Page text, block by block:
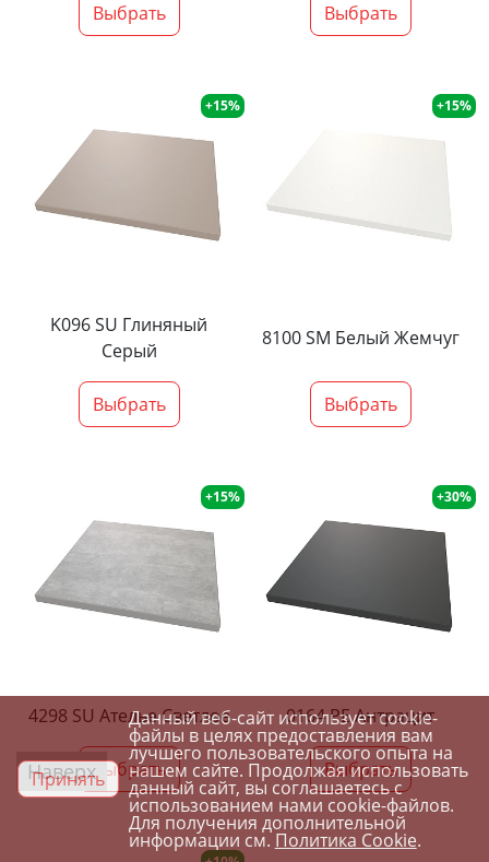
Выбрать Выбрать
+15%
K096 SU Глиняный
Серый
Выбрать
+15%
8100 SM Белый Жемчуг
Выбрать
+15%
4298 SU Ателье Светлое
Выбрать
+30%
0164 PE Антрацит
Выбрать
Наверх
Принять
Данный веб-сайт использует cookie-
файлы в целях предоставления вам
лучшего пользовательского опыта на
нашем сайте. Продолжая использовать
данный сайт, вы соглашаетесь с
использованием нами cookie-файлов.
Для получения дополнительной
информации см.Политика Cookie.